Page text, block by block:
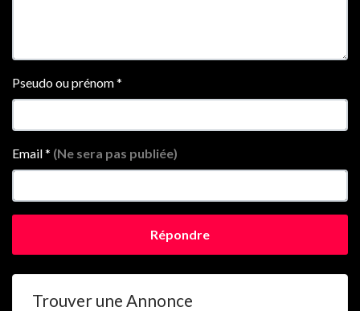
Pseudo ou prénom*
Email* (Ne sera pas publiée)
Répondre
Trouver une Annonce